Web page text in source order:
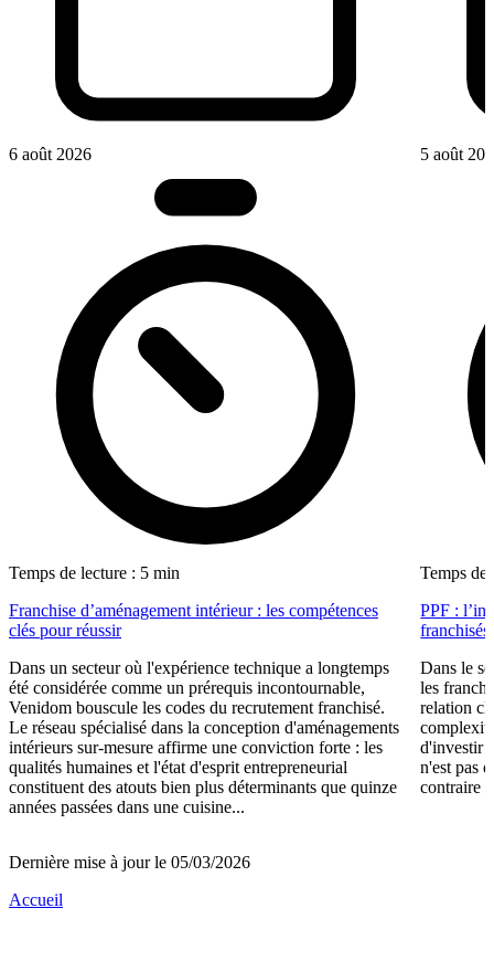
6 août 2026
Temps de lecture : 5 min
Franchise d’aménagement intérieur : les compétences
clés pour réussir
Dans un secteur où l'expérience technique a longtemps
été considérée comme un prérequis incontournable,
Venidom bouscule les codes du recrutement franchisé.
Le réseau spécialisé dans la conception d'aménagements
intérieurs sur-mesure affirme une conviction forte : les
qualités humaines et l'état d'esprit entrepreneurial
constituent des atouts bien plus déterminants que quinze
années passées dans une cuisine...
5 août
Temps de
PPF :
franchisés
Dans le
les
relation
d'investir
n'est pas
contraire
Dernière mise à jour le 05/03/2026
Accueil